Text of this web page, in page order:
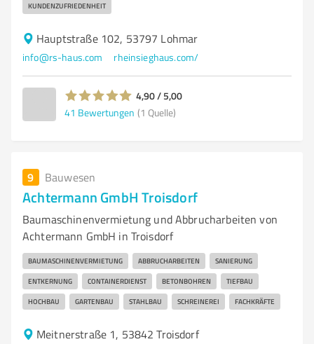
KUNDENZUFRIEDENHEIT
Hauptstraße 102, 53797 Lohmar
info@rs-haus.com rheinsieghaus.com/
4,90 / 5,00
41 Bewertungen (1 Quelle)
9 Bauwesen
Achtermann GmbH Troisdorf
Baumaschinenvermietung und Abbrucharbeiten von
Achtermann GmbH in Troisdorf
BAUMASCHINENVERMIETUNG ABBRUCHARBEITEN SANIERUNG
ENTKERNUNG CONTAINERDIENST BETONBOHREN TIEFBAU
HOCHBAU GARTENBAU STAHLBAU SCHREINEREI FACHKRÄFTE
Meitnerstraße 1, 53842 Troisdorf